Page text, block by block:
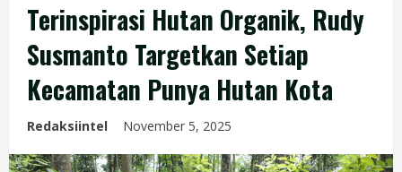
Terinspirasi Hutan Organik, Rudy
Susmanto Targetkan Setiap
Kecamatan Punya Hutan Kota
Redaksiintel November 5, 2025